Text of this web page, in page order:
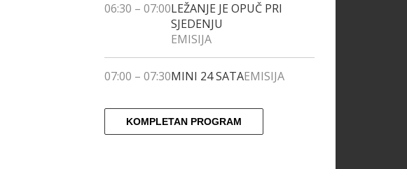
06:30 – 07:00LEŽANJE JE OPUČ PRI
SJEDENJU
EMISIJA
07:00 – 07:30MINI 24 SATAEMISIJA
KOMPLETAN PROGRAM